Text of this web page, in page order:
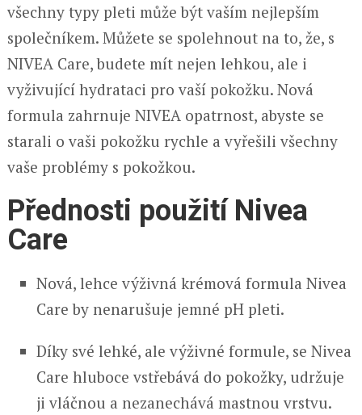
všechny typy pleti může být vaším nejlepším
společníkem. Můžete se spolehnout na to, že, s
NIVEA Care, budete mít nejen lehkou, ale i
vyživující hydrataci pro vaší pokožku. Nová
formula zahrnuje NIVEA opatrnost, abyste se
starali o vaši pokožku rychle a vyřešili všechny
vaše problémy s pokožkou.
Přednosti použití Nivea
Care
Nová, lehce výživná krémová formula Nivea
Care by nenarušuje jemné pH pleti.
Díky své lehké, ale výživné formule, se Nivea
Care hluboce vstřebává do pokožky, udržuje
ji vláčnou a nezanechává mastnou vrstvu.